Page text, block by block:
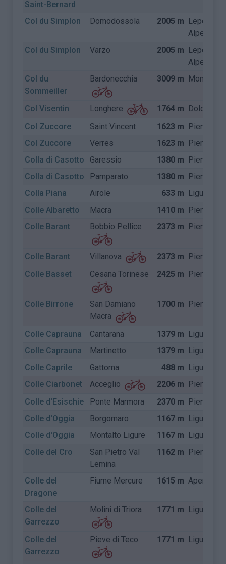
Saint-Bernard
Col du Simplon
Domodossola 2005 m
Alpen
Col du Simplon
Varzo 2005 m
Alpen
Col du
Sommeiller
Bardonecchia 3009 m Mont
Col Visentin Longhere 1764 m
Col Zuccore
Saint Vincent 1623 m Piemonte
Col Zuccore
Verres 1623 m Piemonte
Colla di Casotto
Garessio 1380 m Piemonte
Colla di Casotto
Pamparato 1380 m Piemonte
Colla Piana
Airole 633 m Ligurië
Colle Albaretto
Macra 1410 m Piemonte
Colle Barant
Bobbio Pellice 2373 m Piemonte
Colle Barant Villanova 2373 m Piemonte
Colle Basset
Cesana Torinese 2425 m Piemonte
Colle Birrone
San Damiano
Macra
1700 m Piemonte
Colle Caprauna Cantarana 1379 m Ligurië
Colle Caprauna
Martinetto 1379 m Ligurië
Colle Caprile
Gattorna 488 m Ligurië
Colle Ciarbonet
Acceglio 2206 m Piemonte
Colle d'Esischie
Ponte Marmora 2370 m Piemonte
Colle d'Oggia
Borgomaro 1167 m Ligurië
Colle d'Oggia
Montalto Ligure 1167 m Ligurië
Colle del Cro
San Pietro Val
Lemina
1162 m Piemonte
Colle del
Dragone
Fiume Mercure 1615 m
Colle del
Garrezzo
Molini di Triora 1771 m Ligurië
Colle del
Garrezzo
Pieve di Teco 1771 m Ligurië